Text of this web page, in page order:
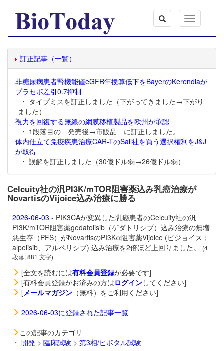
Toggle
navigation
訂正記事（一覧）
非糖尿病患者腎機能値eGFR年換算低下をBayerのKerendiaが
プラセボ差引0.7抑制
・ タイプミスを訂正しました（下がってきました→下がり
ました）
視力を回復する無線の網膜移植製品を欧州が承認
・ 1段落目の 発売後→市販品 に訂正しました。
体内仕立て免疫疾患治療CAR-TのSail社を買う選択権利をJ&J
が取得
・ 誤解を訂正しました（30億ドル弱→26億ドル弱）
Celcuity社の汎PI3K/mTOR阻害薬込み乳癌治療が
NovartisのVijoice込み治療に勝る
2026-06-03 - PIK3CAが変異した乳癌患者のCelcuity社の汎
PI3K/mTOR阻害薬gedatolisib（ゲダトリシブ）込み治療の無増
悪生存（PFS）がNovartisのPI3Kα阻害薬Vijoice (ビジョイス；
alpelisib、アルペリシブ) 込み治療を2倍ほど上回りました。
(4
段落, 881 文字)
[全文を読むには有料会員登録が必要です]
[有料会員登録がお済みの方はログインしてください]
[メールマガジン （無料）をご利用ください]
2026-06-03に登録された記事一覧
この記事のカテゴリ
・ 開発 > 臨床試験 > 第3相/ピボタル試験